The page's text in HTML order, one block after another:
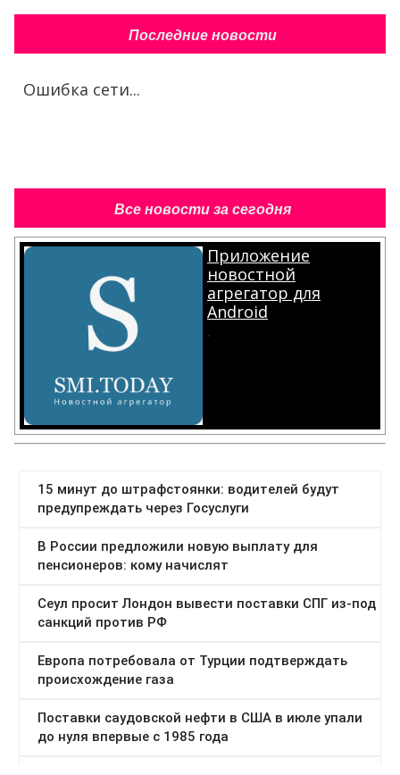
Последние новости
Ошибка сети...
Все новости за сегодня
Приложение
новостной
агрегатор для
Android
.